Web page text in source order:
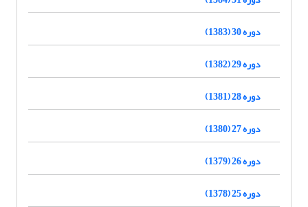
دوره 30 (1383)
دوره 29 (1382)
دوره 28 (1381)
دوره 27 (1380)
دوره 26 (1379)
دوره 25 (1378)